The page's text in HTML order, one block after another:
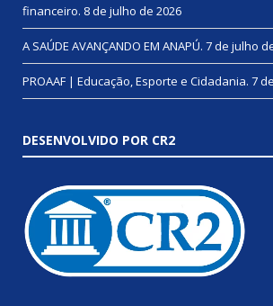
financeiro. 8 de julho de 2026
A SAÚDE AVANÇANDO EM ANAPÚ. 7 de julho
PROAAF | Educação, Esporte e Cidadania. 7
DESENVOLVIDO POR CR2